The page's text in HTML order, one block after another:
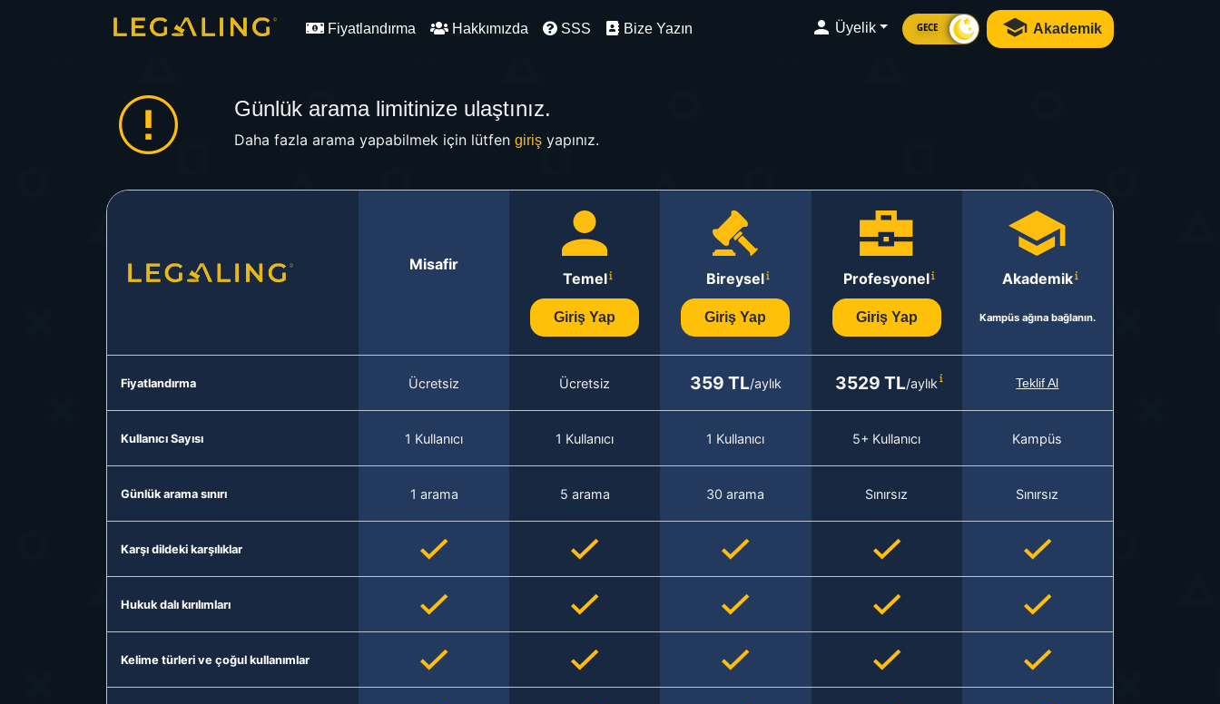
Fiyatlandırma Hakkımızda SSS Bize Yazın Üyelik GECE Akademik
Günlük arama limitinize ulaştınız.
Daha fazla arama yapabilmek için lütfen girişyapınız.
Misafir
Temel
Giriş Yap
Bireysel
Giriş Yap
Profesyonel
Giriş Yap
Akademik
Kampüs ağına bağlanın.
Fiyatlandırma Ücretsiz Ücretsiz 359 TL/aylık 3529 TL/aylık Teklif Al
Kullanıcı Sayısı 1 Kullanıcı 1 Kullanıcı 1 Kullanıcı 5+ Kullanıcı Kampüs
Günlük arama sınırı 1 arama 5 arama 30 arama Sınırsız Sınırsız
Karşı dildeki karşılıklar
Hukuk dalı kırılımları
Kelime türleri ve çoğul kullanımlar